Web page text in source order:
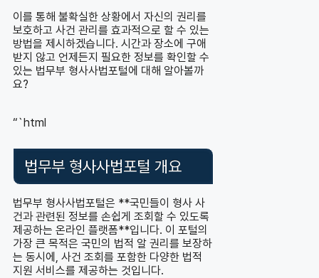
이를 통해 불확실한 상황에서 자신의 권리를
보호하고 사건 관리를 효과적으로 할 수 있는
방법을 제시하겠습니다. 시간과 장소에 구애
받지 않고 언제든지 필요한 정보를 확인할 수
있는 법무부 형사사법포털에 대해 알아볼까
요?
“`html
법무부 형사사법포털 개요
법무부 형사사법포털은 **국민들이 형사 사
건과 관련된 정보를 손쉽게 조회할 수 있도록
제공하는 온라인 플랫폼**입니다. 이 포털의
가장 큰 목적은 국민의 법적 알 권리를 보장하
는 동시에, 사건 조회를 포함한 다양한 법적
지원 서비스를 제공하는 것입니다.